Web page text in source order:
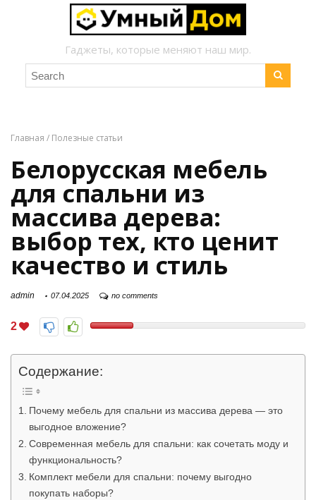
Гаджеты, которые меняют наш мир.
Главная / Полезные статьи
Белорусская мебель
для спальни из
массива дерева:
выбор тех, кто ценит
качество и стиль
admin 07.04.2025 no comments
2
Содержание:
Почему мебель для спальни из массива дерева — это
выгодное вложение?
Современная мебель для спальни: как сочетать моду и
функциональность?
Комплект мебели для спальни: почему выгодно
покупать наборы?